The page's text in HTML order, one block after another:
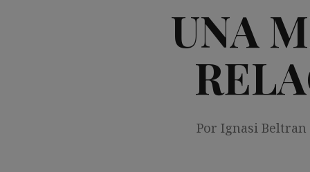
UNA
Por Ignasi Beltran